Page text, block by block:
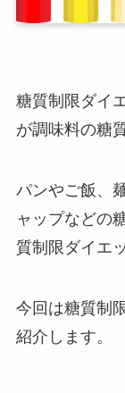
糖質制限ダイ
が調味料の糖
パンやご飯、
ャップなどの
質制限ダイエ
今回は糖質制
紹介します。